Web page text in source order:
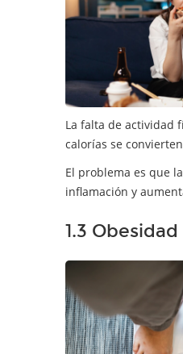
La falta de actividad
calorías se
El problema es que
inflamación y
1.3 Obesidad